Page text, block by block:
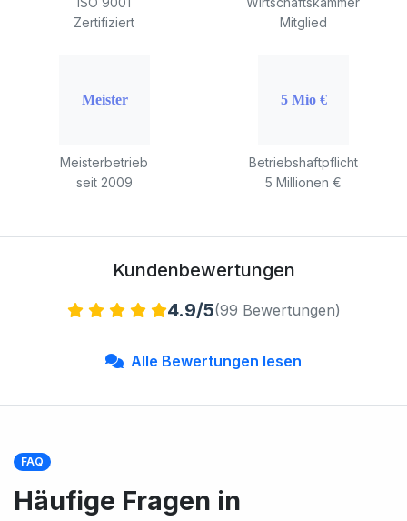
Zertifiziert
Mitglied
Meisterbetrieb
seit 2009
Betriebshaftpflicht
5 Millionen €
Kundenbewertungen
4.9/5(99 Bewertungen)
Alle Bewertungen lesen
FAQ
Häufige Fragen in